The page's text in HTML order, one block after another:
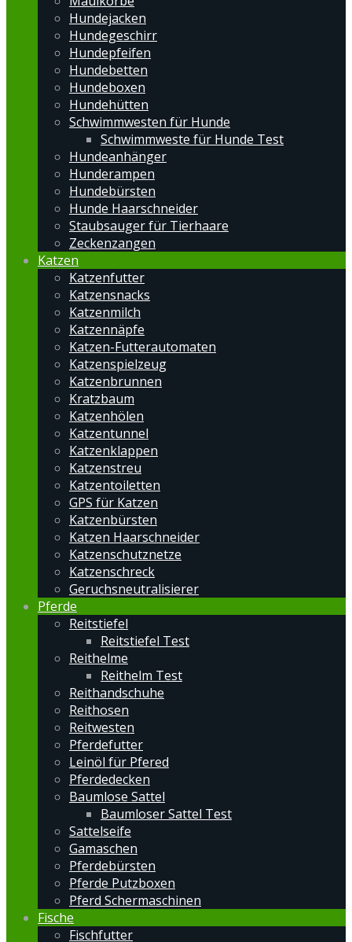
Hundejacken
Hundegeschirr
Hundepfeifen
Hundebetten
Hundeboxen
Hundehütten
Schwimmwesten für Hunde
Schwimmweste für Hunde Test
Hundeanhänger
Hunderampen
Hundebürsten
Hunde Haarschneider
Staubsauger für Tierhaare
Zeckenzangen
Katzen
Katzenfutter
Katzensnacks
Katzenmilch
Katzennäpfe
Katzen-Futterautomaten
Katzenspielzeug
Katzenbrunnen
Kratzbaum
Katzenhölen
Katzentunnel
Katzenklappen
Katzenstreu
Katzentoiletten
GPS für Katzen
Katzenbürsten
Katzen Haarschneider
Katzenschutznetze
Katzenschreck
Geruchsneutralisierer
Pferde
Reitstiefel
Reitstiefel Test
Reithelme
Reithelm Test
Reithandschuhe
Reithosen
Reitwesten
Pferdefutter
Leinöl für Pfered
Pferdedecken
Baumlose Sattel
Baumloser Sattel Test
Sattelseife
Gamaschen
Pferdebürsten
Pferde Putzboxen
Pferd Schermaschinen
Fische
Fischfutter